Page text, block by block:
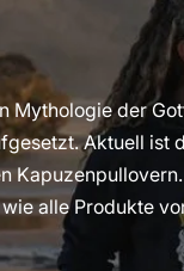
Mythologie der
Aktuell ist
alle Produkte